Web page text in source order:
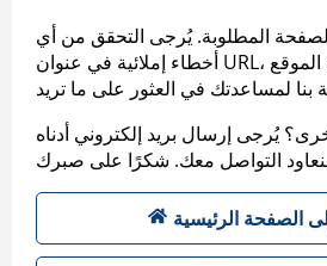
المطلوبة. يُرجى التحقق من أي
أخطاء إملائية في عنوان URL، أو عرض خريطة الموقع
يُرجى إرسال بريد إلكتروني أدناه
الصفحة الرئيسية